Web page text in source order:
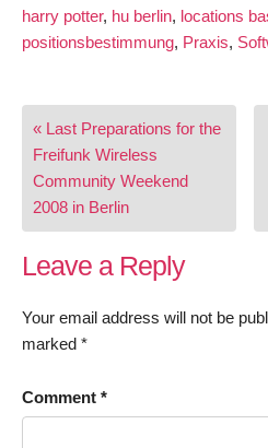
harry potter, hu berlin, locations
positionsbestimmung, Praxis,
Post
navigation
« Last Preparations for the
Freifunk Wireless
Community Weekend
2008 in Berlin
Leave a Reply
Your email address will not be
marked *
Comment *